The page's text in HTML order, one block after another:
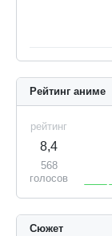
Рейтинг аниме
рейтинг
8,4
568
голосов
Сюжет